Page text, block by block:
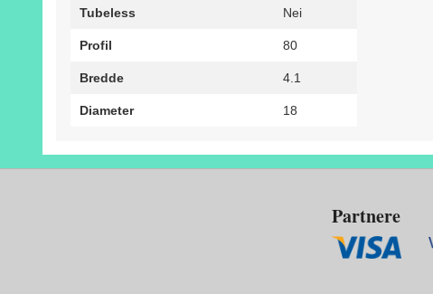
Tubeless Nei
Profil 80
Bredde 4.1
Diameter 18
Partnere